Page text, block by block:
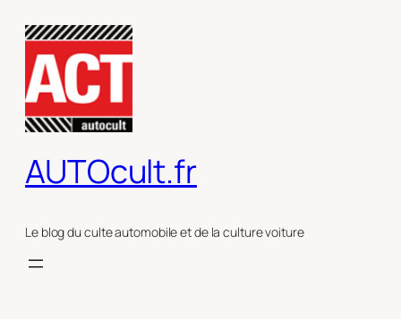
contenu
AUTOcult.fr
Le blog du culte automobile et de la culture voiture